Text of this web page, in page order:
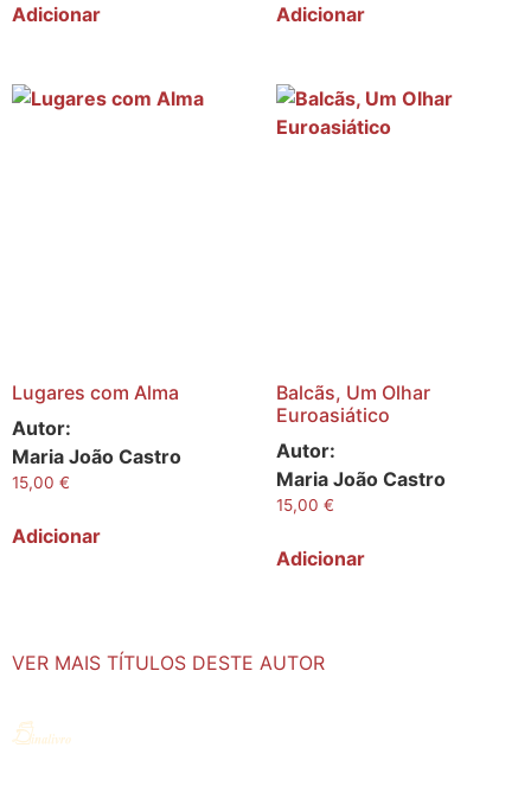
Adicionar Adicionar
Lugares com Alma
Autor:
Maria João Castro
15,00 €
Adicionar
Balcãs, Um Olhar
Euroasiático
Autor:
Maria João Castro
15,00 €
Adicionar
VER MAIS TÍTULOS DESTE AUTOR